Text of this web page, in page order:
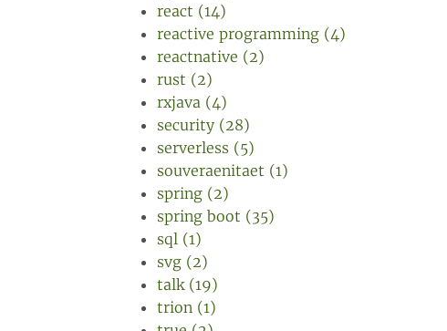
react (14)
reactive programming (4)
reactnative (2)
rust (2)
rxjava (4)
security (28)
serverless (5)
souveraenitaet (1)
spring (2)
spring boot (35)
sql (1)
svg (2)
talk (19)
trion (1)